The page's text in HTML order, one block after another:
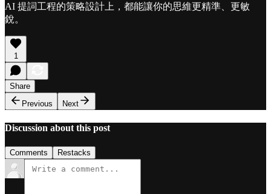
AI 提詞工程的策略設計上，都能讓你的思維更精準、更敏
銳。
1
Share
Previous
Next
Discussion about this post
Comments Restacks